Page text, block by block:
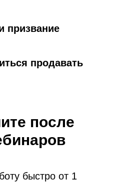
призвание
продавать
после
быстро от 1